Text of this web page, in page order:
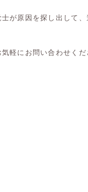
が原因を探し出して、
軽にお問い合わせくだ